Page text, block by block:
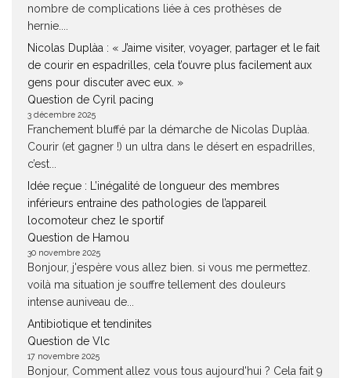
nombre de complications liée à ces prothèses de
hernie....
Nicolas Duplàa : « J’aime visiter, voyager, partager et le fait
de courir en espadrilles, cela t’ouvre plus facilement aux
gens pour discuter avec eux. »
Question de Cyril pacing
3 décembre 2025
Franchement bluffé par la démarche de Nicolas Duplàa.
Courir (et gagner !) un ultra dans le désert en espadrilles,
c’est...
Idée reçue : L’inégalité de longueur des membres
inférieurs entraine des pathologies de l’appareil
locomoteur chez le sportif
Question de Hamou
30 novembre 2025
Bonjour, j'espère vous allez bien. si vous me permettez.
voilà ma situation je souffre tellement des douleurs
intense auniveau de...
Antibiotique et tendinites
Question de Vlc
17 novembre 2025
Bonjour, Comment allez vous tous aujourd'hui ? Cela fait 9